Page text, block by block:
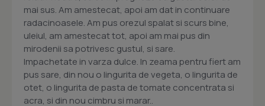
mai sus. Am amestecat, apoi am dat in continuare
radacinoasele. Am pus orezul spalat si scurs bine,
uleiul, am amestecat tot, apoi am mai pus din
mirodenii sa potrivesc gustul, si sare.
Impachetate in varza dulce. In zeama pentru fiert am
pus sare, din nou o lingurita de vegeta, o lingurita de
otet, o lingurita de pasta de tomate concentrata si
acra, si din nou cimbru si marar..